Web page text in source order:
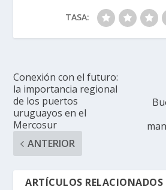
TASA:
Conexión con el futuro:
la importancia regional
de los puertos
uruguayos en el
Mercosur
ANTERIOR
ARTÍCULOS RELACIONADOS